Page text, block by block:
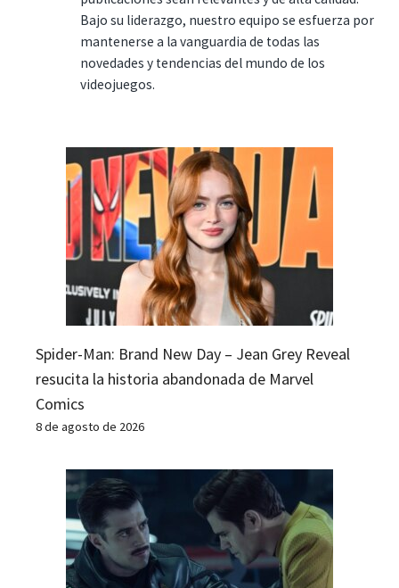
Bajo su liderazgo, nuestro equipo se esfuerza por
mantenerse a la vanguardia de todas las
novedades y tendencias del mundo de los
videojuegos.
Spider-Man: Brand New Day – Jean Grey Reveal
resucita la historia abandonada de Marvel
Comics
8 de agosto de 2026